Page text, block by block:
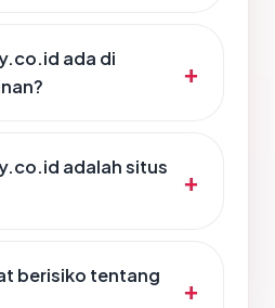
ada di
adalah situs
berisiko tentang